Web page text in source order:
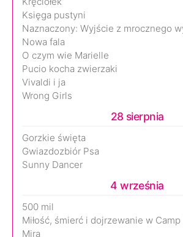
Księga pustyni
Naznaczony: Wyjście z mrocznego
Nowa fala
O czym wie Marielle
Pucio kocha zwierzaki
Vivaldi i ja
Wrong Girls
28 sierpnia
Gorzkie święta
Gwiazdozbiór Psa
Sunny Dancer
4 września
500 mil
Miłość, śmierć i dojrzewanie w Camp
Mira